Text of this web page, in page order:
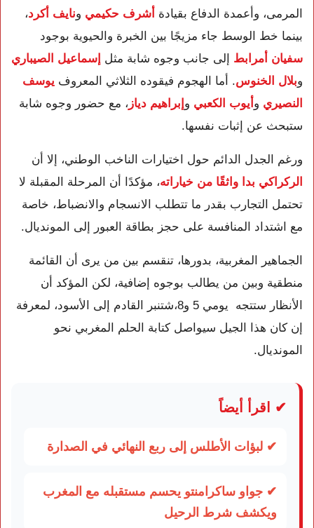
المرمى، وأعمدة الدفاع بقيادة أشرف حكيمي ونايف أكرد،
بينما خط الوسط جاء مزيجًا بين الخبرة والحيوية بوجود
سفيان أمرابط إلى جانب وجوه شابة مثل إسماعيل الصيباري
وبلال الخنوس. أما الهجوم فيقوده الثلاثي المعروف يوسف
النصيري و أيوب الكعبي و إبراهيم دياز ، مع حضور وجوه شابة
ستبحث عن إثبات نفسها.
ورغم الجدل الدائم حول اختيارات الناخب الوطني، إلا أن
الركراكي بدا واثقًا من خياراته، مؤكدًا أن المرحلة المقبلة لا
تحتمل التجارب بقدر ما تتطلب الانسجام والانضباط، خاصة
مع اشتداد المنافسة على حجز بطاقة العبور إلى المونديال.
الجماهير المغربية، بدورها، تنقسم بين من يرى أن القائمة
منطقية وبين من يطالب بوجوه إضافية، لكن المؤكد أن
الأنظار ستتجه يومي 5 و8،شتنبر القادم إلى الأسود، لمعرفة
إن كان هذا الجيل سيواصل كتابة الحلم المغربي نحو
المونديال.
✔ اقرأ أيضاً
✔ لبؤات الأطلس إلى ربع النهائي في الصدارة
✔ جواو ساكرامنتو يحسم مستقبله مع المغرب
ويكشف شرط الرحيل